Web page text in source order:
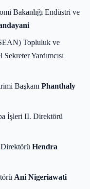
Bakanlığı Endüstri ve
Topluluk ve
Yardımcısı
Başkanı Phanthaly
İşleri II. Direktörü
Direktörü Hendra
Ani Nigeriawati